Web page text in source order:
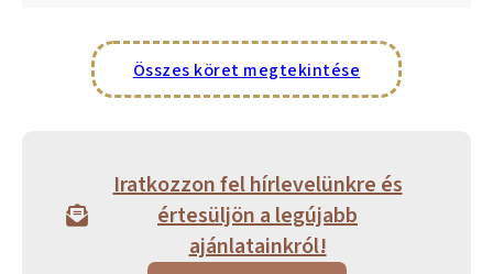
Összes köret megtekintése
Iratkozzon fel hírlevelünkre és
értesüljön a legújabb
ajánlatainkról!